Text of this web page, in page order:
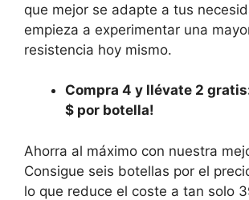
que mejor se adapte a tus
empieza a experimentar una
resistencia hoy mismo.
Compra 4 y llévate 2
$ por botella!
Ahorra al máximo con nuestra
Consigue seis botellas por el
lo que reduce el coste a tan solo